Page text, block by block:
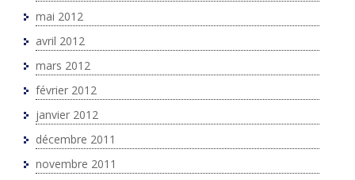
mai 2012
avril 2012
mars 2012
février 2012
janvier 2012
décembre 2011
novembre 2011